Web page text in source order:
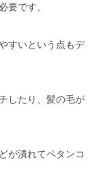
要です。
すいという点もデ
したり、髪の毛が
が潰れてペタンコ